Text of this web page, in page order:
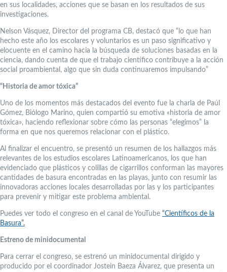
en sus localidades, acciones que se basan en los resultados de sus
investigaciones.
Nelson Vásquez, Director del programa CB, destacó que “lo que han
hecho este año los escolares y voluntarios es un paso significativo y
elocuente en el camino hacia la búsqueda de soluciones basadas en la
ciencia, dando cuenta de que el trabajo científico contribuye a la acción
social proambiental, algo que sin duda continuaremos impulsando”
“Historia de amor tóxica”
Uno de los momentos más destacados del evento fue la charla de Paúl
Gómez, Biólogo Marino, quien compartió su emotiva «historia de amor
tóxica», haciendo reflexionar sobre cómo las personas “elegimos” la
forma en que nos queremos relacionar con el plástico.
Al finalizar el encuentro, se presentó un resumen de los hallazgos más
relevantes de los estudios escolares Latinoamericanos, los que han
evidenciado que plásticos y colillas de cigarrillos conforman las mayores
cantidades de basura encontradas en las playas, junto con resumir las
innovadoras acciones locales desarrolladas por las y los participantes
para prevenir y mitigar este problema ambiental.
Puedes ver todo el congreso en el canal de YouTube “Científicos de la
Basura”.
Estreno de minidocumental
Para cerrar el congreso, se estrenó un minidocumental dirigido y
producido por el coordinador Jostein Baeza Álvarez, que presenta un